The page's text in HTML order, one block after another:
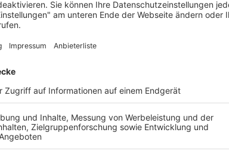
Kunst & Museen Märkte & Messen Narretei